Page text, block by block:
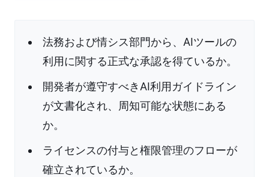
法務および情シス部門から、AIツールの
利用に関する正式な承認を得ているか。
開発者が遵守すべきAI利用ガイドライン
が文書化され、周知可能な状態にある
か。
ライセンスの付与と権限管理のフローが
確立されているか。